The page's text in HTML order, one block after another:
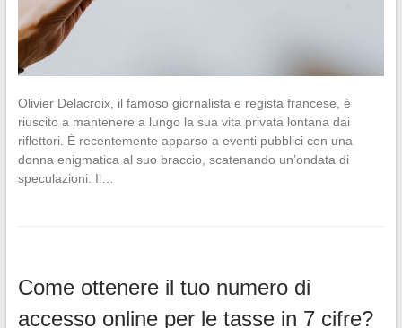
Olivier Delacroix, il famoso giornalista e regista francese, è
riuscito a mantenere a lungo la sua vita privata lontana dai
riflettori. È recentemente apparso a eventi pubblici con una
donna enigmatica al suo braccio, scatenando un’ondata di
speculazioni. Il…
Come ottenere il tuo numero di
accesso online per le tasse in 7 cifre?